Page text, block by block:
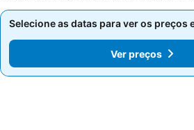
Selecione as datas para ver os preços
Ver preços
Selecione as datas para ver os preços
Ver preços